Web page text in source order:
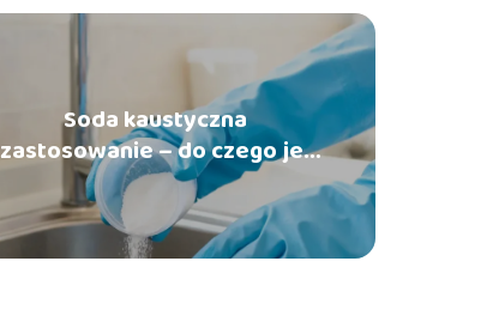
Soda kaustyczna
zastosowanie – do czego jej
używać w domu?